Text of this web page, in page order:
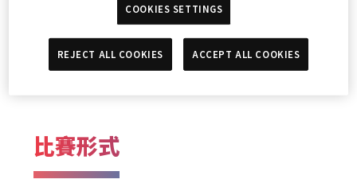
舉辦日期
比賽形式
COOKIES SETTINGS
REJECT ALL COOKIES ACCEPT ALL COOKIES